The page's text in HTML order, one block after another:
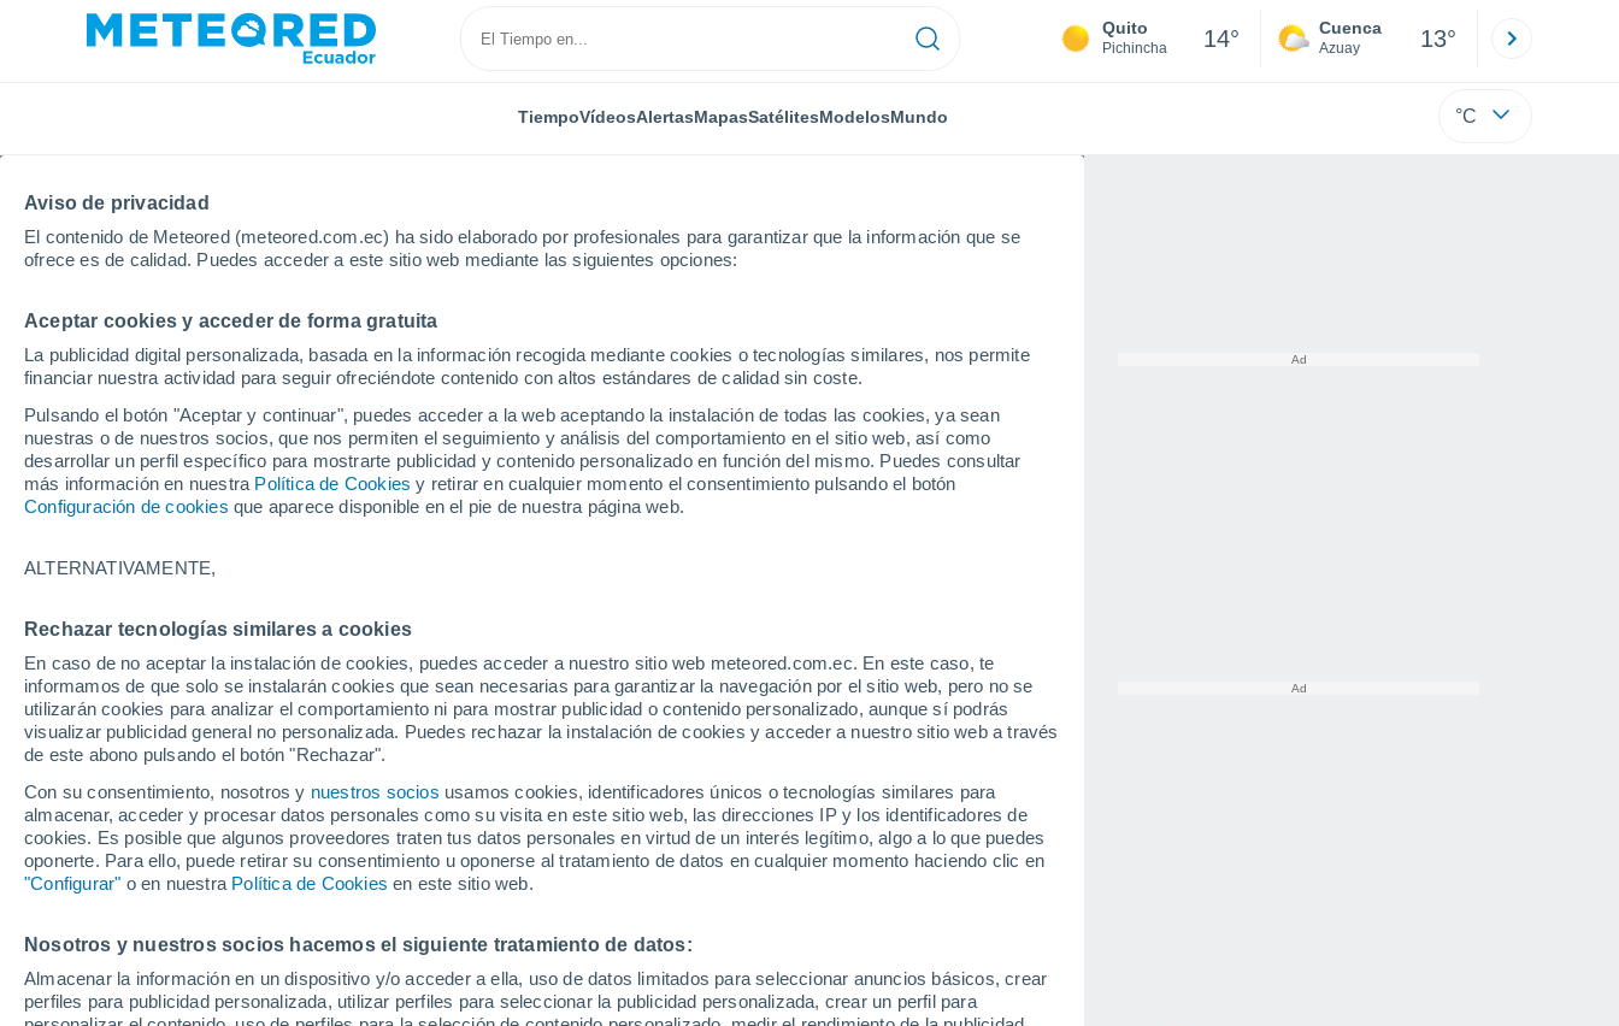
Aviso de privacidad
El contenido de Meteored (meteored.com.ec) ha sido elaborado por profesionales para garantizar que la información que se
ofrece es de calidad. Puedes acceder a este sitio web mediante las siguientes opciones:
Aceptar cookies y acceder de forma gratuita
La publicidad digital personalizada, basada en la información recogida mediante cookies o tecnologías similares, nos permite
financiar nuestra actividad para seguir ofreciéndote contenido con altos estándares de calidad sin coste.
Pulsando el botón "Aceptar y continuar", puedes acceder a la web aceptando la instalación de todas las cookies, ya sean
nuestras o de nuestros socios, que nos permiten el seguimiento y análisis del comportamiento en el sitio web, así como
desarrollar un perfil específico para mostrarte publicidad y contenido personalizado en función del mismo. Puedes consultar
más información en nuestra Política de Cookies y retirar en cualquier momento el consentimiento pulsando el botón
Configuración de cookies que aparece disponible en el pie de nuestra página web.
ALTERNATIVAMENTE,
Rechazar tecnologías similares a cookies
En caso de no aceptar la instalación de cookies, puedes acceder a nuestro sitio web meteored.com.ec. En este caso, te
informamos de que solo se instalarán cookies que sean necesarias para garantizar la navegación por el sitio web, pero no se
utilizarán cookies para analizar el comportamiento ni para mostrar publicidad o contenido personalizado, aunque sí podrás
visualizar publicidad general no personalizada. Puedes rechazar la instalación de cookies y acceder a nuestro sitio web a través
de este abono pulsando el botón "Rechazar".
Con su consentimiento, nosotros y nuestros socios usamos cookies, identificadores únicos o tecnologías similares para
almacenar, acceder y procesar datos personales como su visita en este sitio web, las direcciones IP y los identificadores de
cookies. Es posible que algunos proveedores traten tus datos personales en virtud de un interés legítimo, algo a lo que puedes
oponerte. Para ello, puede retirar su consentimiento u oponerse al tratamiento de datos en cualquier momento haciendo clic en
"Configurar" o en nuestra Política de Cookies en este sitio web.
Nosotros y nuestros socios hacemos el siguiente tratamiento de datos:
Almacenar la información en un dispositivo y/o acceder a ella, uso de datos limitados para seleccionar anuncios básicos, crear
perfiles para publicidad personalizada, utilizar perfiles para seleccionar la publicidad personalizada, crear un perfil para
Quito
Pichincha 14° Cuenca
Azuay 13°
TiempoVídeosAlertasMapasSatélitesModelosMundo °C
Inicio Francia Occitania Hérault
El tiempo en todas las ciudades de Hérault
Todas las localidades de Hérault
A - V
A
Agde
B
Bédarieux
C
Canet
Castries
Clapiers
G
Ganges